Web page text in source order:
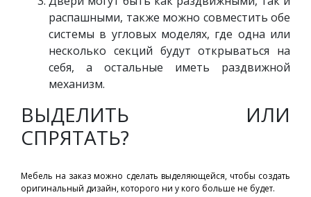
распашными, также можно совместить обе
системы в угловых моделях, где одна или
несколько секций будут открываться на
себя, а остальные иметь раздвижной
механизм.
ВЫДЕЛИТЬ ИЛИ
СПРЯТАТЬ?
Мебель на заказ можно сделать выделяющейся, чтобы создать
оригинальный дизайн, которого ни у кого больше не будет.